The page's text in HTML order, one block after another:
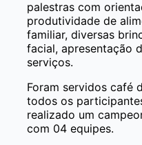
palestras com
produtividade de
familiar, diversas
facial, apresentação
serviços.
Foram servidos café
todos os
realizado um
com 04 equipes.